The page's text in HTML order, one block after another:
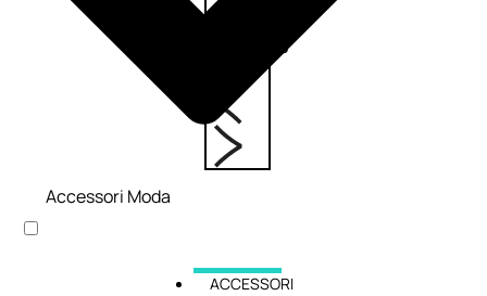
ESAURITO
ACCESSORI
Accessori Moda